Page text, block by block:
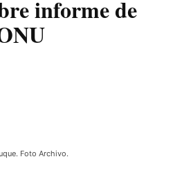
informe de
Foto Archivo.